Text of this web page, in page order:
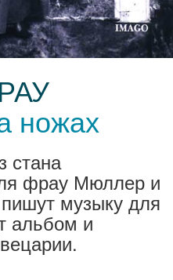
ножах
стана
фрау Мюллер и
музыку для
альбом и